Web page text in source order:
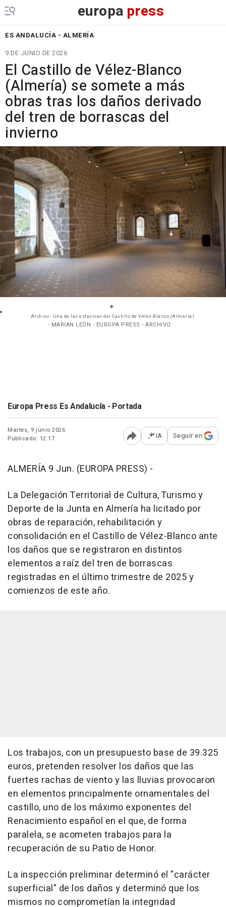
europa press
ES ANDALUCÍA - ALMERÍA
9 DE JUNIO DE 2026
El Castillo de Vélez-Blanco
(Almería) se somete a más
obras tras los daños derivado
del tren de borrascas del
invierno
Archivo - Una de las estancias del Castillo de Vélez-Blanco (Almería).
- MARIAN LEÓN - EUROPA PRESS - ARCHIVO
Europa Press Es Andalucía - Portada
Martes, 9 junio 2026
Publicado: 12:17
Abrir opciones para
IA Seguir en
ALMERÍA 9 Jun. (EUROPA PRESS) -
La Delegación Territorial de Cultura, Turismo y
Deporte de la Junta en Almería ha licitado por
obras de reparación, rehabilitación y
consolidación en el Castillo de Vélez-Blanco ante
los daños que se registraron en distintos
elementos a raíz del tren de borrascas
registradas en el último trimestre de 2025 y
comienzos de este año.
Los trabajos, con un presupuesto base de 39.325
euros, pretenden resolver los daños que las
fuertes rachas de viento y las lluvias provocaron
en elementos principalmente ornamentales del
castillo, uno de los máximo exponentes del
Renacimiento español en el que, de forma
paralela, se acometen trabajos para la
recuperación de su Patio de Honor.
La inspección preliminar determinó el "carácter
superficial" de los daños y determinó que los
mismos no comprometían la integridad